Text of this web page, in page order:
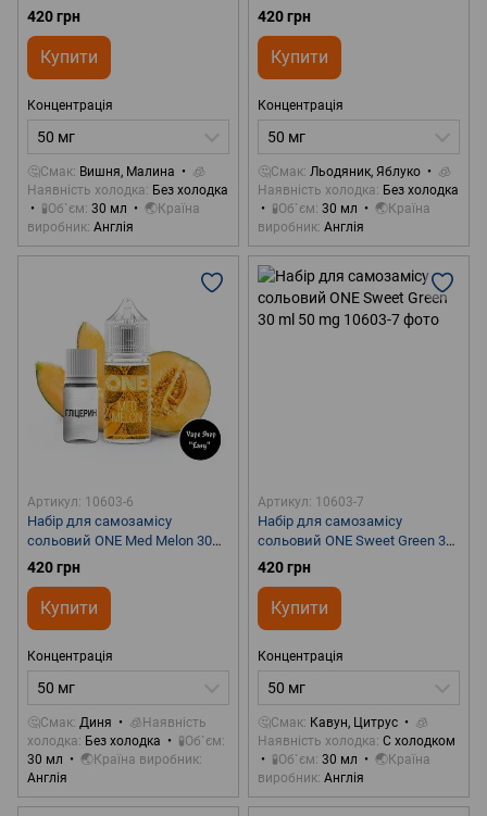
50 mg
420 грн
Купити
Концентрація
50 мг
🤔Смак Вишня, Малина
🧊
Наявність холодка
Без холодка
🧪Об`єм 30 мл
🌏Країна
виробник Англія
ml 50 mg
420 грн
Купити
Концентрація
50 мг
🤔Смак Льодяник, Яблуко
🧊
Наявність холодка
Без холодка
🧪Об`єм 30 мл
🌏Країна
виробник Англія
Артикул: 10603-6
Набір для самозамісу
сольовий ONE Med Melon 30
ml 50 mg
420 грн
Купити
Концентрація
50 мг
🤔Смак Диня
🧊Наявність
холодка
Без холодка
🧪Об`єм
30 мл
🌏Країна виробник
Англія
Артикул: 10603-7
Набір для самозамісу
сольовий ONE Sweet Green 30
ml 50 mg
420 грн
Купити
Концентрація
50 мг
🤔Смак Кавун, Цитрус
🧊
Наявність холодка С холодком
🧪Об`єм 30 мл
🌏Країна
виробник Англія